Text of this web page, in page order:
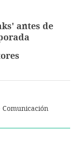
antes de
Comunicación